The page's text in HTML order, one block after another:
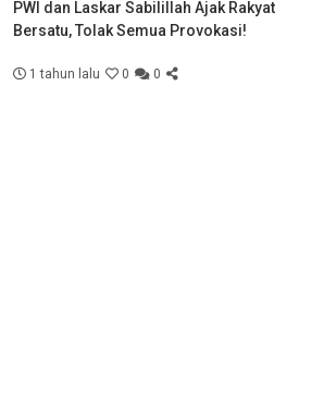
PWI dan Laskar Sabilillah Ajak Rakyat
Bersatu, Tolak Semua Provokasi!
1 tahun lalu 0 0